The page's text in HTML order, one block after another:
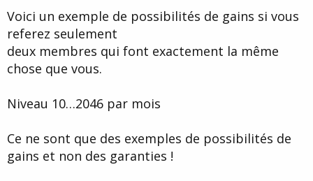
Voici un exemple de possibilités de gains si vous
referez seulement
deux membres qui font exactement la même
chose que vous.
Niveau 10…2046 par mois
Ce ne sont que des exemples de possibilités de
gains et non des garanties !